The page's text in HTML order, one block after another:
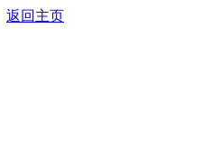
返回主页